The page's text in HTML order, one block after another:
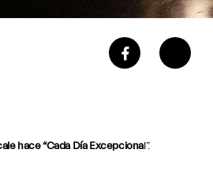
hace “Cada Día Excepcional”.